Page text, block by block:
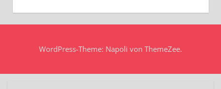
WordPress-Theme: Napoli von ThemeZee.